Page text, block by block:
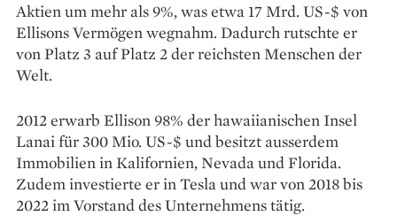
Aktien um mehr als 9%, was etwa 17 Mrd. US-$ von
Ellisons Vermögen wegnahm. Dadurch rutschte er
von Platz 3 auf Platz 2 der reichsten Menschen der
Welt.
2012 erwarb Ellison 98% der hawaiianischen Insel
Lanai für 300 Mio. US-$ und besitzt ausserdem
Immobilien in Kalifornien, Nevada und Florida.
Zudem investierte er in Tesla und war von 2018 bis
2022 im Vorstand des Unternehmens tätig.